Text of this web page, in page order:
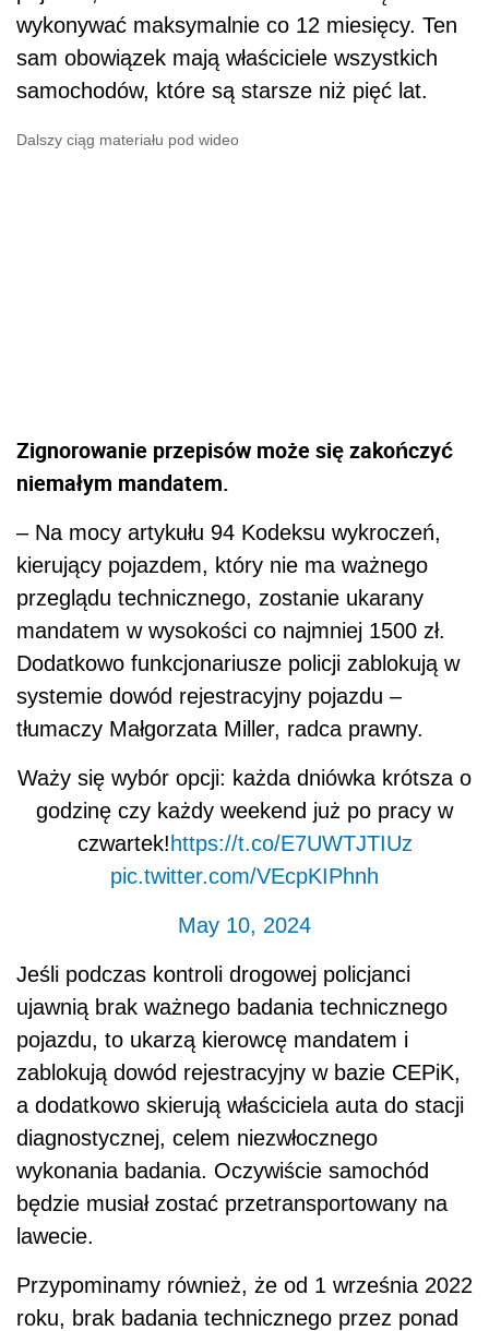
wykonywać maksymalnie co 12 miesięcy. Ten
sam obowiązek mają właściciele wszystkich
samochodów, które są starsze niż pięć lat.
Dalszy ciąg materiału pod wideo
Zignorowanie przepisów może się zakończyć
niemałym mandatem.
– Na mocy artykułu 94 Kodeksu wykroczeń,
kierujący pojazdem, który nie ma ważnego
przeglądu technicznego, zostanie ukarany
mandatem w wysokości co najmniej 1500 zł.
Dodatkowo funkcjonariusze policji zablokują w
systemie dowód rejestracyjny pojazdu –
tłumaczy Małgorzata Miller, radca prawny.
Waży się wybór opcji: każda dniówka krótsza o
godzinę czy każdy weekend już po pracy w
czwartek! https://t.co/E7UWTJTIUz
pic.twitter.com/VEcpKIPhnh
May 10, 2024
Jeśli podczas kontroli drogowej policjanci
ujawnią brak ważnego badania technicznego
pojazdu, to ukarzą kierowcę mandatem i
zablokują dowód rejestracyjny w bazie CEPiK,
a dodatkowo skierują właściciela auta do stacji
diagnostycznej, celem niezwłocznego
wykonania badania. Oczywiście samochód
będzie musiał zostać przetransportowany na
lawecie.
Przypominamy również, że od 1 września 2022
roku, brak badania technicznego przez ponad